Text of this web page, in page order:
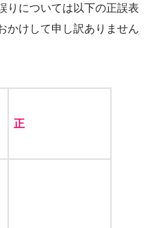
りについては以下の正誤表
かけして申し訳ありません
正